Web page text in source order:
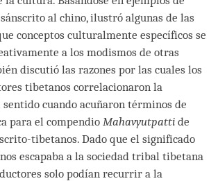
al chino, ilustró algunas de las
conceptos culturalmente específicos se
a los modismos de otras
discutió las razones por las cuales los
tibetanos correlacionaron la
cuando acuñaron términos de
para el compendio Mahavyutpatti de
tibetanos. Dado que el significado
escapaba a la sociedad tribal tibetana
solo podían recurrir a la